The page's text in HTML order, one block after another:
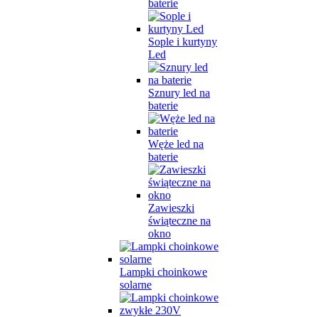
baterie
Sople i kurtyny
Led
Sznury led na
baterie
Węże led na
baterie
Zawieszki
świąteczne na
okno
Lampki choinkowe
solarne